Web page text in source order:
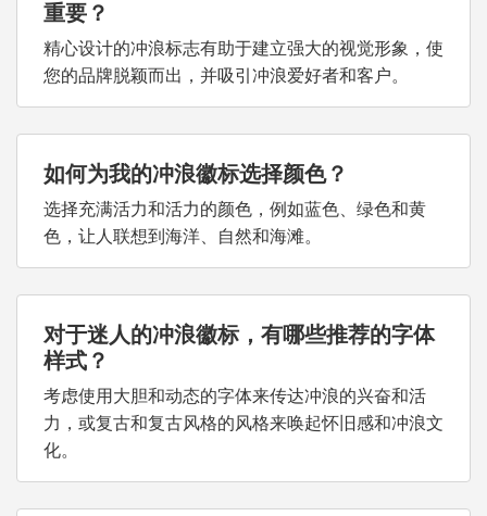
重要？
精心设计的冲浪标志有助于建立强大的视觉形象，使
您的品牌脱颖而出，并吸引冲浪爱好者和客户。
如何为我的冲浪徽标选择颜色？
选择充满活力和活力的颜色，例如蓝色、绿色和黄
色，让人联想到海洋、自然和海滩。
对于迷人的冲浪徽标，有哪些推荐的字体
样式？
考虑使用大胆和动态的字体来传达冲浪的兴奋和活
力，或复古和复古风格的风格来唤起怀旧感和冲浪文
化。